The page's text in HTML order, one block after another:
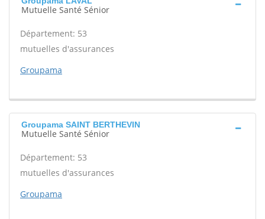
Mutuelle Santé Sénior
Département: 53
mutuelles d'assurances
Groupama
Groupama SAINT BERTHEVIN
Mutuelle Santé Sénior
Département: 53
mutuelles d'assurances
Groupama